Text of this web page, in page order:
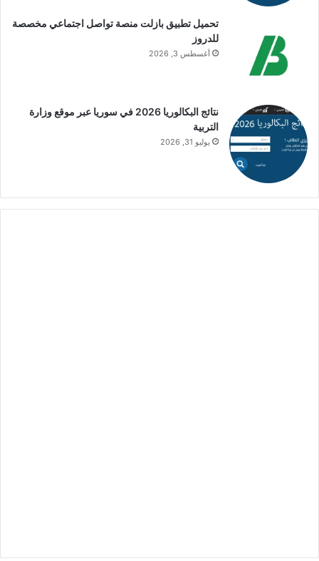
تحميل تطبيق بازلت منصة تواصل اجتماعي مخصصة
للدروز
أغسطس 3, 2026
نتائج البكالوريا 2026 في سوريا عبر موقع وزارة
التربية
يوليو 31, 2026